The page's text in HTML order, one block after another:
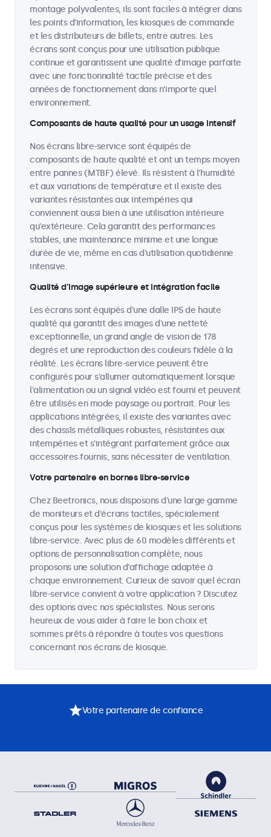
montage polyvalentes, ils sont faciles à intégrer dans
les points d'information, les kiosques de commande
et les distributeurs de billets, entre autres. Les
écrans sont conçus pour une utilisation publique
continue et garantissent une qualité d’image parfaite
avec une fonctionnalité tactile précise et des
années de fonctionnement dans n’importe quel
environnement.
Composants de haute qualité pour un usage intensif
Nos écrans libre-service sont équipés de
composants de haute qualité et ont un temps moyen
entre pannes (MTBF) élevé. Ils résistent à l'humidité
et aux variations de température et il existe des
variantes résistantes aux intempéries qui
conviennent aussi bien à une utilisation intérieure
qu'extérieure. Cela garantit des performances
stables, une maintenance minime et une longue
durée de vie, même en cas d'utilisation quotidienne
intensive.
Qualité d’image supérieure et intégration facile
Les écrans sont équipés d'une dalle IPS de haute
qualité qui garantit des images d'une netteté
exceptionnelle, un grand angle de vision de 178
degrés et une reproduction des couleurs fidèle à la
réalité. Les écrans libre-service peuvent être
configurés pour s'allumer automatiquement lorsque
l'alimentation ou un signal vidéo est fourni et peuvent
être utilisés en mode paysage ou portrait. Pour les
applications intégrées, il existe des variantes avec
des chassîs métalliques robustes, résistantes aux
intempéries et s'intégrant parfaitement grâce aux
accessoires fournis, sans nécessiter de ventilation.
Votre partenaire en bornes libre-service
Chez Beetronics, nous disposons d'une large gamme
de moniteurs et d'écrans tactiles, spécialement
conçus pour les systèmes de kiosques et les solutions
libre-service. Avec plus de 60 modèles différents et
options de personnalisation complète, nous
proposons une solution d'affichage adaptée à
chaque environnement. Curieux de savoir quel écran
libre-service convient à votre application ? Discutez
des options avec nos spécialistes. Nous serons
heureux de vous aider à faire le bon choix et
sommes prêts à répondre à toutes vos questions
concernant nos écrans de kiosque.
Votre partenaire de confiance